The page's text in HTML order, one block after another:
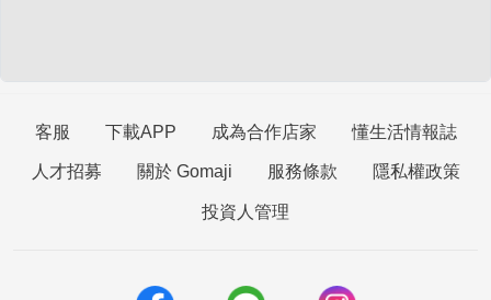
客服 下載APP 成為合作店家 懂生活情報誌
人才招募 關於 Gomaji 服務條款 隱私權政策
投資人管理